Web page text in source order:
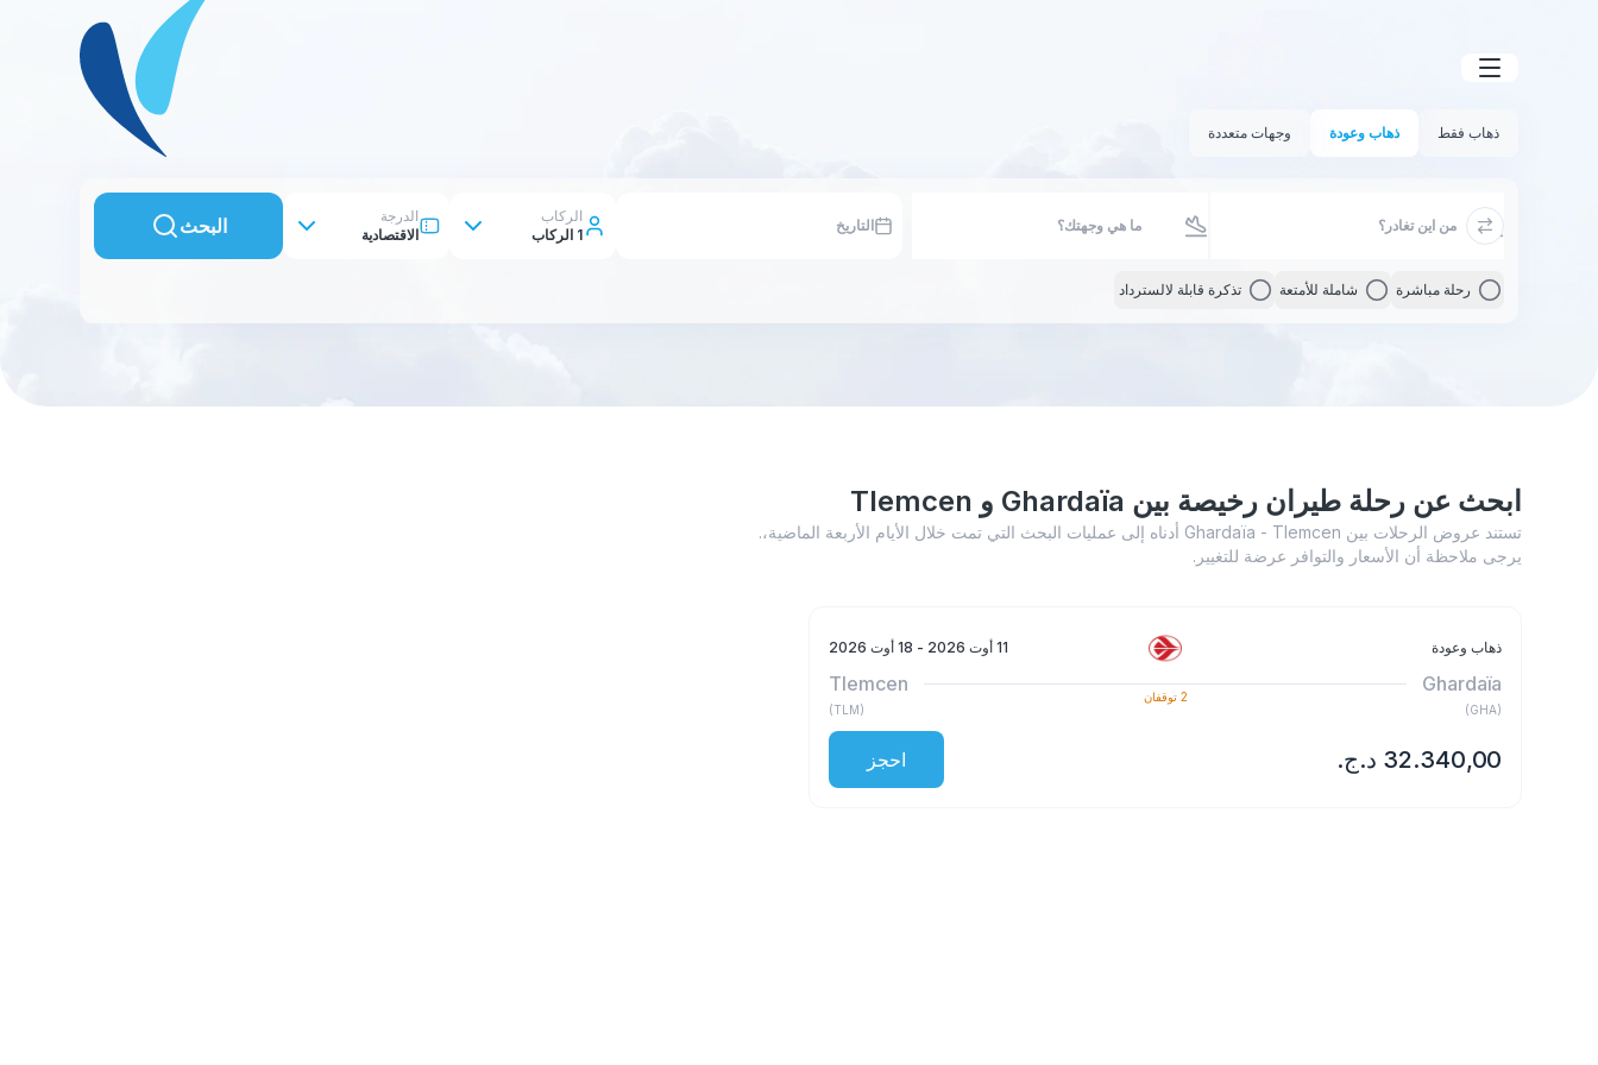
ذهاب فقط ذهاب وعودة وجهات متعددة
التاريخ
الركاب
1 الركاب
الدرجة
الاقتصادية
البحث
رحلة مباشرة شاملة للأمتعة تذكرة قابلة لالسترداد
ابحث عن رحلة طيران رخيصة بين Ghardaïa و Tlemcen
تستند عروض الرحلات بين Ghardaïa - Tlemcen أدناه إلى عمليات البحث التي تمت خلال الأيام الأربعة الماضية،.
يرجى ملاحظة أن الأسعار والتوافر عرضة للتغيير.
ذهاب وعودة 11 أوت 2026 - 18 أوت 2026
Ghardaïa
(
GHA
)
2 توقفان
Tlemcen
(
TLM
)
احجز